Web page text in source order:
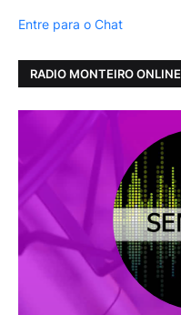
Entre para o Chat
RADIO MONTEIRO ONLINE